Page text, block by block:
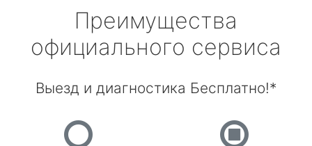
Преимущества
официального сервиса
Выезд и диагностика Бесплатно!*